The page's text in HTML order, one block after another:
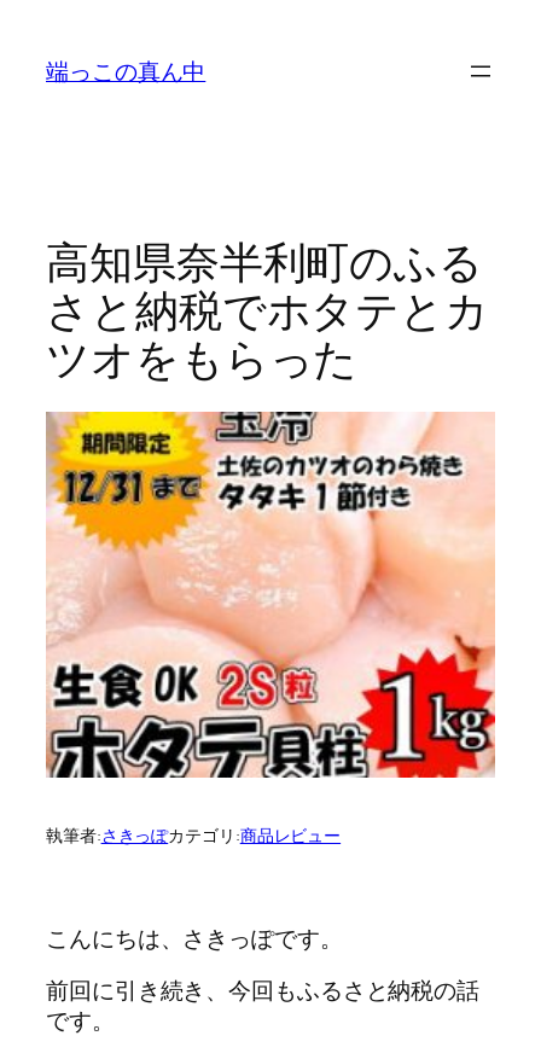
端っこの真ん中
高知県奈半利町のふる
さと納税でホタテとカ
ツオをもらった
執筆者:さきっぽカテゴリ:商品レビュー
こんにちは、さきっぽです。
前回に引き続き、今回もふるさと納税の話
です。